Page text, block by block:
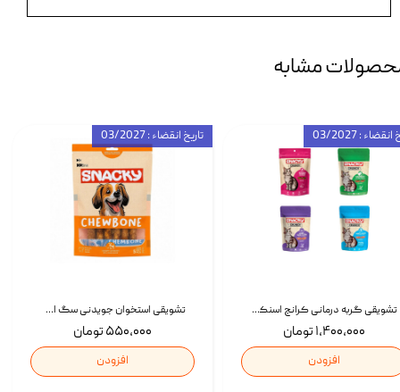
مشابه
تشویقی استخوان جویدنی سگ اسنکی کرانچی با طعم مرغ Snacky Crunchy Munchy وزن 100 گرم
۵۵۰,۰۰۰ تومان
افزودن
تاریخ انقضاء : 03/2027
تشویقی گربه درمانی کرانچ اسنکی با طعم میکس Snacky Crunch Cat Treats وزن 60 گرم بسته 4 عددی
۱,۴۰۰,۰۰۰ تومان
افزودن
: 03/2027